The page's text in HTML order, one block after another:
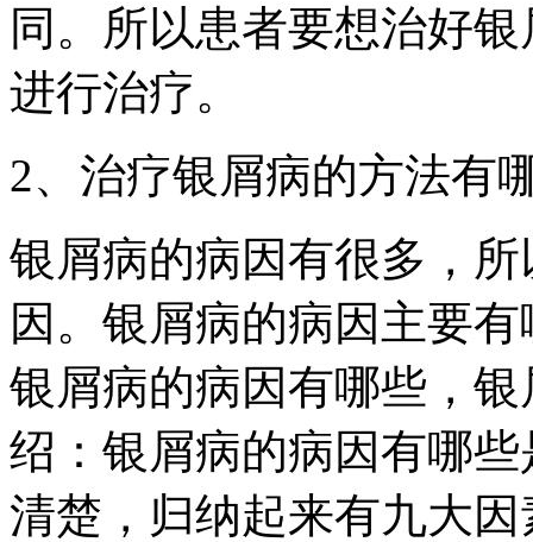
同。所以患者要想治好
进行治疗。
2、治疗银屑病的方法有
银屑病的病因有很多，
因。银屑病的病因主要
银屑病的病因有哪些，
绍：银屑病的病因有哪
清楚，归纳起来有九大